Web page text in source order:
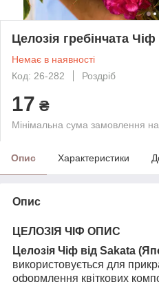
Целозія гребінчата
Немає в наявності
Код: 26-282
Роздріб
17 ₴
Мінімальна сума замовлення
Опис Характеристики
Опис
ЦЕЛОЗІЯ ЧІФ ОПИС
Целозія Чіф від Sakata
використовується для
оформлення квіткових